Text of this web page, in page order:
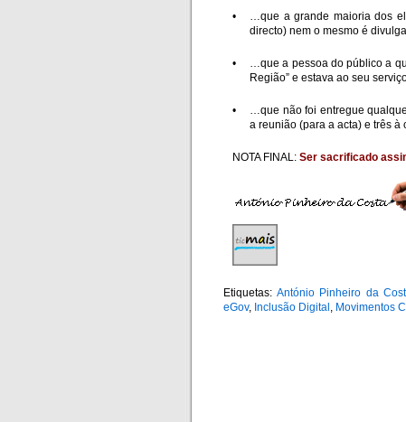
•
…que a grande maioria dos
directo) nem o mesmo é
•
…que a pessoa do público a
Região” e estava ao seu
•
…que não foi entregue
a reunião (para a acta) e três
NOTA FINAL: Ser sacrificado
Etiquetas: António Pinheiro da
eGov, Inclusão Digital , Movimentos